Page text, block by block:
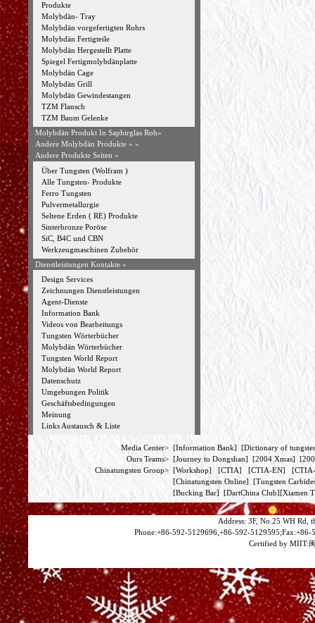
Produkte
Molybdän- Tray
Molybdän vorgefertigten Rohrs
Molybdän Fertigteile
Molybdän Hergestellt Platte
Spiegel Fertigmolybdänplatte
Molybdän Cage
Molybdän Grill
Molybdän Gewindestangen
TZM Flansch
TZM Baum Gelenke
Molybdän Produkt In Saphirglas Roh»
Andere Molybdän Produkte » »
Andere Produkte Seiten »
Über Tungsten (Wolfram )
Alle Tungsten- Produkte
Ferro Tungsten
Pulvermetallurgie
Seltene Erden ( RE) Produkte
Sinterbronze Poröse
SiC, B4C und CBN
Werkzeugmaschinen Zubehör
Dienstleistungen Kontakte »
Design Services
Zeichnungen Dienstleistungen
Agent-Dienste
Information Bank
Videos von Bearbeitungs
Tungsten Wörterbücher
Molybdän Wörterbücher
Tungsten World Report
Molybdän World Report
Datenschutz
Umgebungen Politik
Geschäftsbedingungen
Meinung
Links Austausch & Liste
Media Center> [Information Bank] [Dictionary of
Ours Teams> [Journey to Dongshan] [2004 Xmas] [
Chinatungsten Group> [Workshop] [CTIA] [CTIA-EN] [
[Chinatungsten Online] [Tungsten
[Bucking Bar] [DartChina Club][Xiamen
Address: 3F, No.25 WH Rd,
Phone:+86-592-5129696,+86-592-
Certified by MIIT: